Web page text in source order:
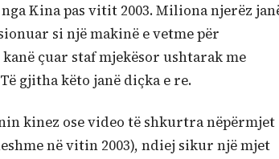
Kina pas vitit 2003. Miliona njerëz
si një makinë e vetme për
çuar staf mjekësor ushtarak me
gjitha këto janë diçka e re.
kinez ose video të shkurtra nëpërmjet
në vitin 2003), ndiej sikur një mjet